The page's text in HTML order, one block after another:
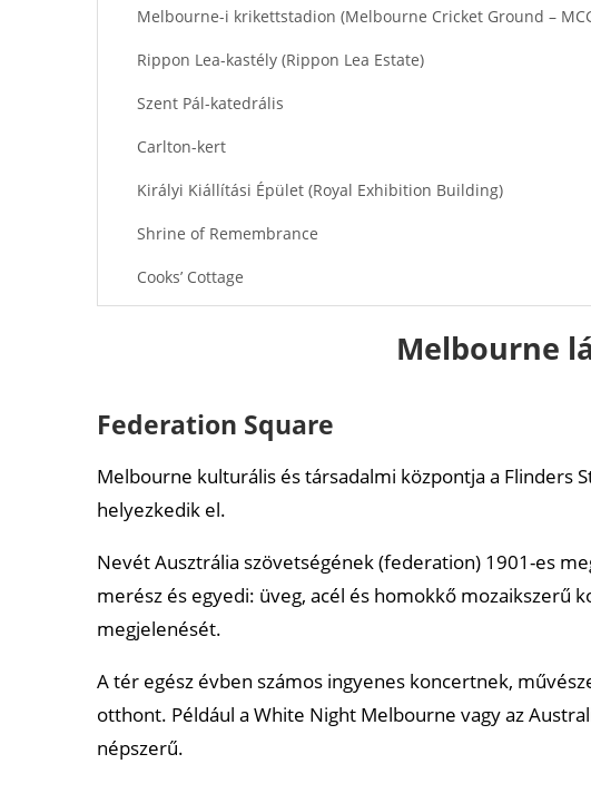
Melbourne-i krikettstadion (Melbourne Cricket Ground –
Rippon Lea-kastély (Rippon Lea Estate)
Szent Pál-katedrális
Carlton-kert
Királyi Kiállítási Épület (Royal Exhibition Building)
Shrine of Remembrance
Cooks’ Cottage
Állatkert (Royal Melbourne Zoological Gardens)
Ausztrál Sportmúzeum (Australian Sports Museum)
Interaktív és letölthető térképek
Ajánlott cikkek
Melbourne
Federation Square
Melbourne kulturális és társadalmi központja a Flinders
helyezkedik el.
Nevét Ausztrália szövetségének (federation) 1901-es
merész és egyedi: üveg, acél és homokkő mozaikszerű
megjelenését.
A tér egész évben számos ingyenes koncertnek,
otthont. Például a White Night Melbourne vagy az
népszerű.